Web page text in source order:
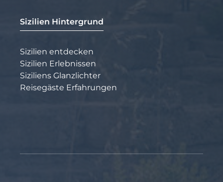
Sizilien Hintergrund
Sizilien entdecken
Sizilien Erlebnissen
Siziliens Glanzlichter
Reisegäste Erfahrungen